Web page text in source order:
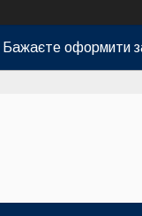
Бажаєте оформити